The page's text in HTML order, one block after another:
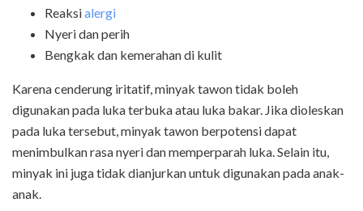
Reaksialergi
Nyeri dan perih
Bengkak dan kemerahan di kulit
Karena cenderung iritatif, minyak tawon tidak boleh
digunakan pada luka terbuka atau luka bakar. Jika dioleskan
pada luka tersebut, minyak tawon berpotensi dapat
menimbulkan rasa nyeri dan memperparah luka. Selain itu,
minyak ini juga tidak dianjurkan untuk digunakan pada anak-
anak.